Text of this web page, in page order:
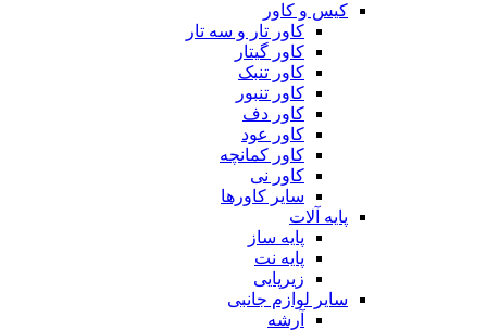
کیس و کاور
کاور تار و سه تار
کاور گیتار
کاور تنبک
کاور تنبور
کاور دف
کاور عود
کاور کمانچه
کاور نی
سایر کاورها
پایه آلات
پایه ساز
پایه نت
زیرپایی
سایر لوازم جانبی
آرشه